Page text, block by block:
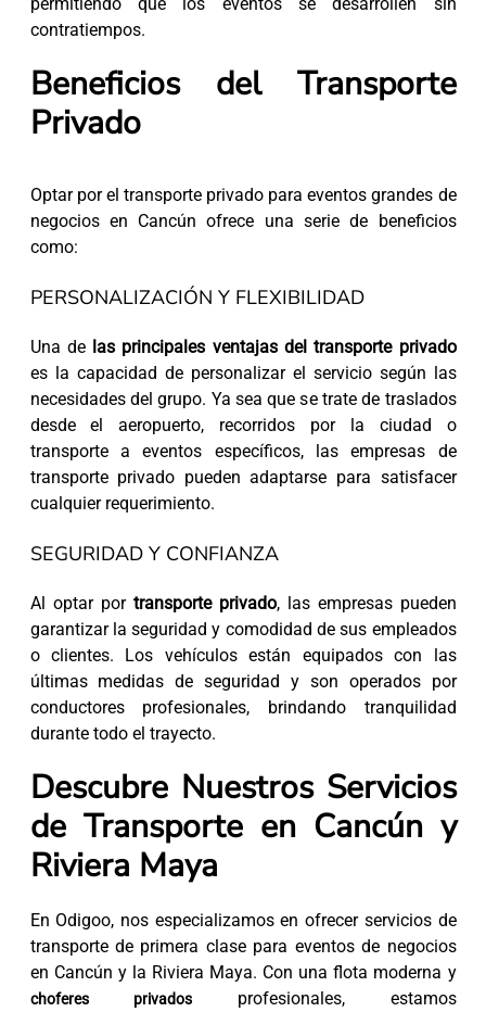
contratiempos.
Beneficios del Transporte
Privado
Optar por el transporte privado para eventos grandes de
negocios en Cancún ofrece una serie de beneficios
como:
PERSONALIZACIÓN Y FLEXIBILIDAD
Una de las principales ventajas del transporte privado
es la capacidad de personalizar el servicio según las
necesidades del grupo. Ya sea que se trate de traslados
desde el aeropuerto, recorridos por la ciudad o
transporte a eventos específicos, las empresas de
transporte privado pueden adaptarse para satisfacer
cualquier requerimiento.
SEGURIDAD Y CONFIANZA
Al optar por transporte privado, las empresas pueden
garantizar la seguridad y comodidad de sus empleados
o clientes. Los vehículos están equipados con las
últimas medidas de seguridad y son operados por
conductores profesionales, brindando tranquilidad
durante todo el trayecto.
Descubre Nuestros Servicios
de Transporte en Cancún y
Riviera Maya
En Odigoo, nos especializamos en ofrecer servicios de
transporte de primera clase para eventos de negocios
en Cancún y la Riviera Maya. Con una flota moderna y
choferes privadosprofesionales, estamos